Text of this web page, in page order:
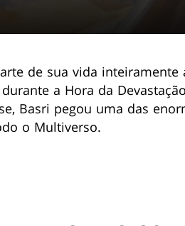
de sua vida
a Hora da
Basri pegou uma das
o Multiverso.